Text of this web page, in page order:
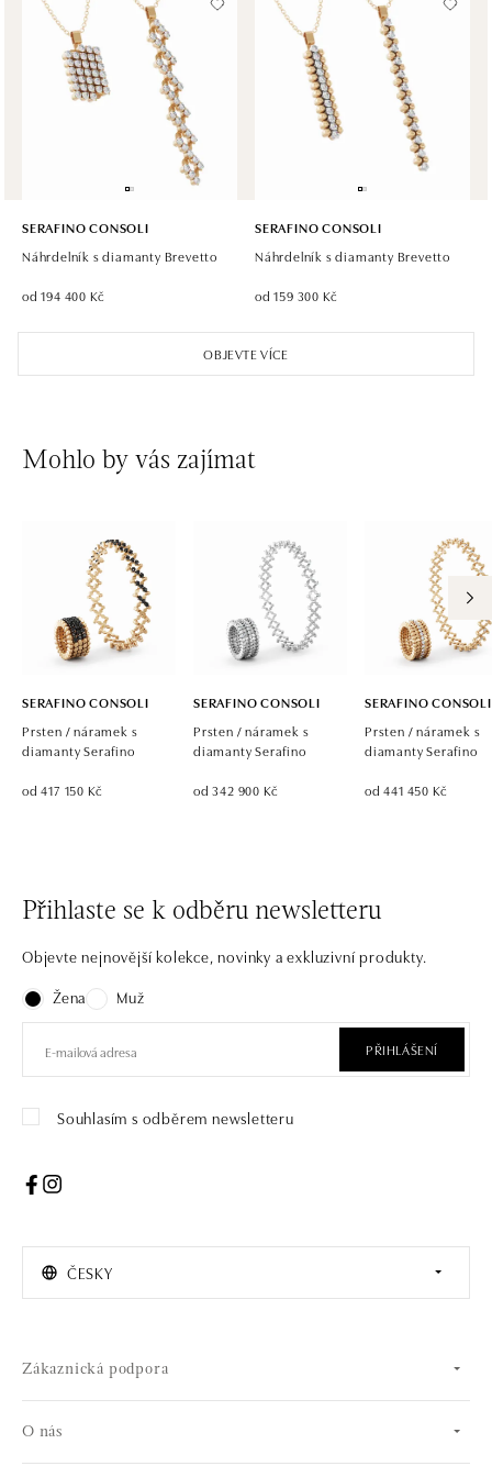
Halada OC Aupark, Bratislava
Einsteinova 18, 851 01 Bratislava
tel.: +421 917 090 891
zítra otevřeno od 10:00
OBJEVTE VÍCE
SERAFINO CONSOLI
Náhrdelník s diamanty Brevetto
od 194 400 Kč
SERAFINO CONSOLI
Náhrdelník s diamanty Brevetto
od 159 300 Kč
Mohlo by vás zajímat
SERAFINO CONSOLI
Prsten / náramek s
diamanty Serafino
od 417 150 Kč
SERAFINO CONSOLI
Prsten / náramek s
diamanty Serafino
od 342 900 Kč
SERAFINO CONSOLI
Prsten / náramek s
diamanty Serafino
od 441 450 Kč
Přihlaste se k odběru newsletteru
Objevte nejnovější kolekce, novinky a exkluzivní produkty.
Žena
Muž
PŘIHLÁŠENÍ
Souhlasím s odběrem newsletteru
ČESKY
Zákaznická podpora
O nás